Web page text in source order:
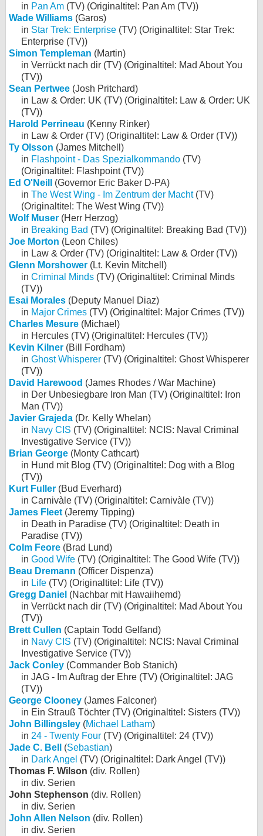
in Pan Am (TV) (Originaltitel: Pan Am (TV))
Wade Williams (Garos)
in Star Trek: Enterprise (TV) (Originaltitel: Star Trek:
Enterprise (TV))
Simon Templeman (Martin)
in Verrückt nach dir (TV) (Originaltitel: Mad About You
(TV))
Sean Pertwee (Josh Pritchard)
in Law & Order: UK (TV) (Originaltitel: Law & Order: UK
(TV))
Harold Perrineau (Kenny Rinker)
in Law & Order (TV) (Originaltitel: Law & Order (TV))
Ty Olsson (James Mitchell)
in Flashpoint - Das Spezialkommando (TV)
(Originaltitel: Flashpoint (TV))
Ed O'Neill
(Governor Eric Baker D-PA)
in The West Wing - Im Zentrum der Macht(TV)
(Originaltitel: The West Wing (TV))
Wolf Muser (Herr Herzog)
in Breaking Bad (TV) (Originaltitel: Breaking Bad (TV))
Joe Morton (Leon Chiles)
in Law & Order (TV) (Originaltitel: Law & Order (TV))
Glenn Morshower (Lt. Kevin Mitchell)
in Criminal Minds (TV) (Originaltitel: Criminal Minds
(TV))
Esai Morales (Deputy Manuel Diaz)
in Major Crimes (TV) (Originaltitel: Major Crimes (TV))
Charles Mesure (Michael)
in Hercules (TV) (Originaltitel: Hercules (TV))
Kevin Kilner (Bill Fordham)
in Ghost Whisperer (TV) (Originaltitel: Ghost Whisperer
(TV))
David Harewood (James Rhodes / War Machine)
in Der Unbesiegbare Iron Man (TV) (Originaltitel: Iron
Man (TV))
Javier Grajeda (Dr. Kelly Whelan)
in Navy CIS (TV) (Originaltitel: NCIS: Naval Criminal
Investigative Service (TV))
Brian George (Monty Cathcart)
in Hund mit Blog (TV) (Originaltitel: Dog with a Blog
(TV))
Kurt Fuller (Bud Everhard)
in Carnivàle (TV) (Originaltitel: Carnivàle (TV))
James Fleet (Jeremy Tipping)
in Death in Paradise (TV) (Originaltitel: Death in
Paradise (TV))
Colm Feore (Brad Lund)
in Good Wife (TV) (Originaltitel: The Good Wife (TV))
Beau Dremann (Officer Dispenza)
in Life (TV) (Originaltitel: Life (TV))
Gregg Daniel (Nachbar mit Hawaiihemd)
in Verrückt nach dir (TV) (Originaltitel: Mad About You
(TV))
Brett Cullen (Captain Todd Gelfand)
in Navy CIS (TV) (Originaltitel: NCIS: Naval Criminal
Investigative Service (TV))
Jack Conley (Commander Bob Stanich)
in JAG - Im Auftrag der Ehre (TV) (Originaltitel: JAG
(TV))
George Clooney (James Falconer)
in Ein Strauß Töchter (TV) (Originaltitel: Sisters (TV))
John Billingsley (Michael Latham)
in 24 - Twenty Four (TV) (Originaltitel: 24 (TV))
Jade C. Bell
(Sebastian)
in Dark Angel (TV) (Originaltitel: Dark Angel (TV))
Thomas F. Wilson (div. Rollen)
in div. Serien
John Stephenson (div. Rollen)
in div. Serien
John Allen Nelson (div. Rollen)
in div. Serien